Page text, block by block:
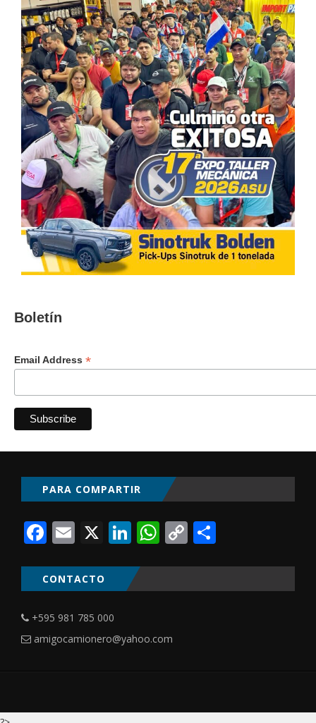
Boletín
Email Address *
PARA COMPARTIR
Facebook
Email
X LinkedIn
WhatsApp
Copy
CONTACTO
+595 981 785 000
amigocamionero@yahoo.com